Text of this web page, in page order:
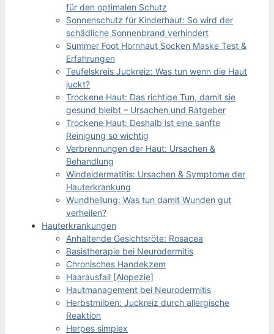
für den optimalen Schutz
Sonnenschutz für Kinderhaut: So wird der
schädliche Sonnenbrand verhindert
Summer Foot Hornhaut Socken Maske Test &
Erfahrungen
Teufelskreis Juckreiz: Was tun wenn die Haut
juckt?
Trockene Haut: Das richtige Tun, damit sie
gesund bleibt – Ursachen und Ratgeber
Trockene Haut: Deshalb ist eine sanfte
Reinigung so wichtig
Verbrennungen der Haut: Ursachen &
Behandlung
Windeldermatitis: Ursachen & Symptome der
Hauterkrankung
Wundheilung: Was tun damit Wunden gut
verheilen?
Hauterkrankungen
Anhaltende Gesichtsröte: Rosacea
Basistherapie bei Neurodermitis
Chronisches Handekzem
Haarausfall [Alopezie]
Hautmanagement bei Neurodermitis
Herbstmilben: Juckreiz durch allergische
Reaktion
Herpes simplex